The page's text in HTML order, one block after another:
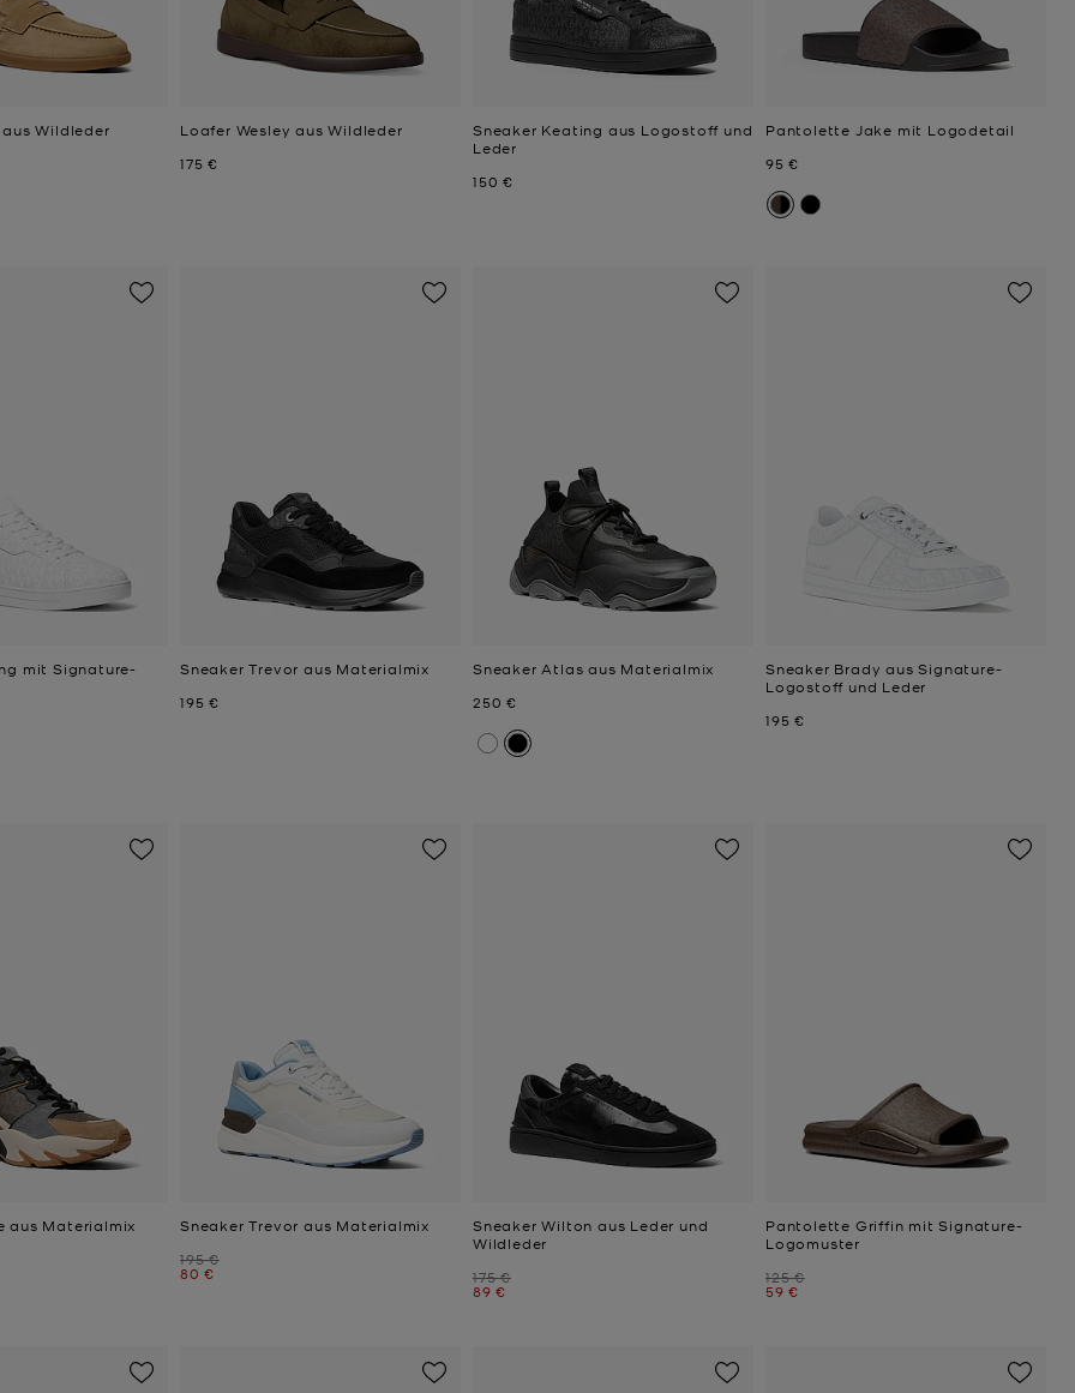
Wildleder
Loafer Wesley aus Wildleder
Jetzt
175 €
Sneaker Keating aus Logostoff und
Leder
Jetzt
150 €
Pantolette Jake mit Logodetail
Jetzt
95 €
mit Signature-
Sneaker Trevor aus Materialmix
Jetzt
195 €
Sneaker Atlas aus Materialmix
Jetzt
250 €
Sneaker Brady aus Signature-
Logostoff und Leder
Jetzt
195 €
aus Materialmix
Sneaker Trevor aus Materialmix
Zuvor
195 €
Jetzt
80 €
Sneaker Wilton aus Leder und
Wildleder
Zuvor
175 €
Jetzt
89 €
Pantolette Griffin mit Signature-
Logomuster
Zuvor
125 €
Jetzt
59 €